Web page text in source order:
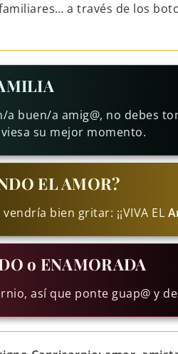
a través de los
a buen/a amig@, no debes
su mejor momento.
EL AMOR?
bien gritar: ¡¡VIVA EL
o ENAMORADA
así que ponte guap@ y